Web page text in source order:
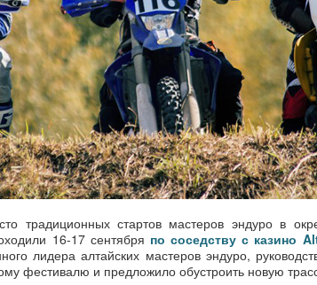
традиционных стартов мастеров эндуро в
16-17 сентября по соседству с казино
лидера алтайских мастеров эндуро,
фестивалю и предложило обустроить новую